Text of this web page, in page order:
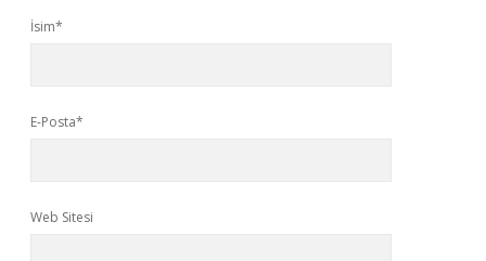
İsim*
E-Posta*
Web Sitesi